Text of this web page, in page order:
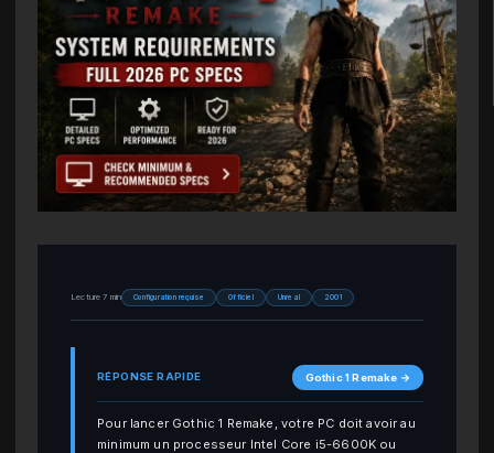
Lecture 7 min Configuration requise Officiel Unreal 2001
RÉPONSE RAPIDE Gothic 1 Remake →
Pour lancer Gothic 1 Remake, votre PC doit avoir au
minimum un processeur Intel Core i5-6600K ou